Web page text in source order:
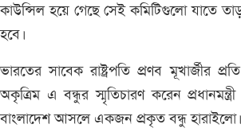
কাউন্সিল হয়ে গেছে সেই কমিটিগুলো যাতে
হবে।
ভারতের সাবেক রাষ্ট্রপতি প্রণব মূখার্জীর
অকৃত্রিম এ বন্ধুর স্মৃতিচারণ করেন
বাংলাদেশ আসলে একজন প্রকৃত বন্ধু হারাইলো।